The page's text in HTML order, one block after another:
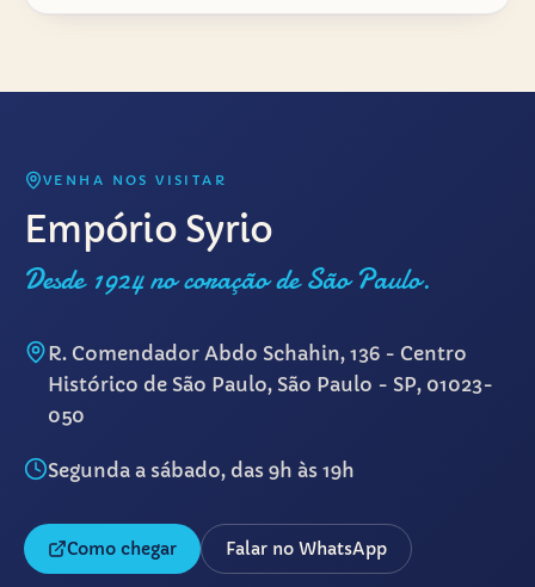
VENHA NOS VISITAR
Empório Syrio
Desde 1924 no coração de São Paulo.
R. Comendador Abdo Schahin, 136 - Centro
Histórico de São Paulo, São Paulo - SP, 01023-
050
Segunda a sábado, das 9h às 19h
Como chegar Falar no WhatsApp